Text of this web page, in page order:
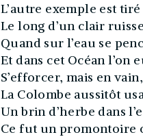
L’autre exemple est
Le long d’un clair
Quand sur l’eau se
Et dans cet Océan l’on
S’efforcer, mais en
La Colombe aussitôt
Un brin d’herbe dans
Ce fut un promontoire